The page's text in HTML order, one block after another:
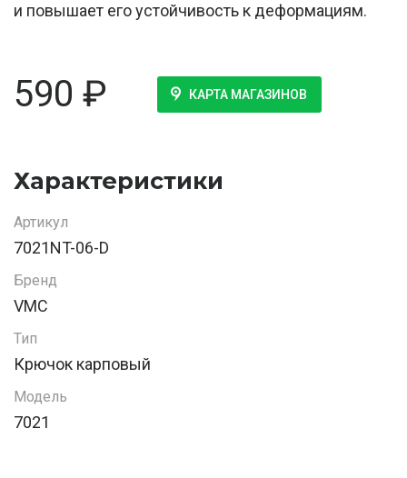
и повышает его устойчивость к деформациям.
590 ₽ КАРТА МАГАЗИНОВ
Характеристики
Артикул
7021NT-06-D
Бренд
VMC
Тип
Крючок карповый
Модель
7021